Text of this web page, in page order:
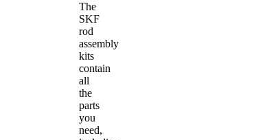
The
SKF
rod
assembly
kits
contain
all
the
parts
you
need,